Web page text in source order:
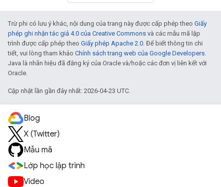
Trừ phi có lưu ý khác, nội dung của trang này được cấp phép theo Giấy
phép ghi nhận tác giả 4.0 của Creative Commons và các mẫu mã lập
trình được cấp phép theo Giấy phép Apache 2.0. Để biết thông tin chi
tiết, vui lòng tham khảo Chính sách trang web của Google Developers.
Java là nhãn hiệu đã đăng ký của Oracle và/hoặc các đơn vị liên kết với
Oracle.
Cập nhật lần gần đây nhất: 2026-04-23 UTC.
Blog
X (Twitter)
Mẫu mã
Lớp học lập trình
Video